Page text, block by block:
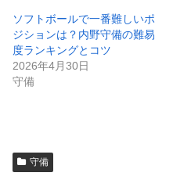
ソフトボールで一番難しいポ
ジションは？内野守備の難易
度ランキングとコツ
2026年4月30日
守備
守備